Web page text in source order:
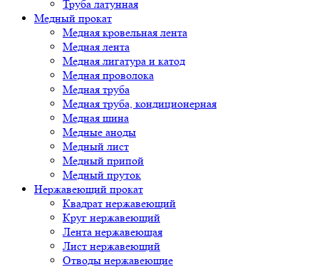
Труба латунная
Медный прокат
Медная кровельная лента
Медная лента
Медная лигатура и катод
Медная проволока
Медная труба
Медная труба, кондиционерная
Медная шина
Медные аноды
Медный лист
Медный припой
Медный пруток
Нержавеющий прокат
Квадрат нержавеющий
Круг нержавеющий
Лента нержавеющая
Лист нержавеющий
Отводы нержавеющие